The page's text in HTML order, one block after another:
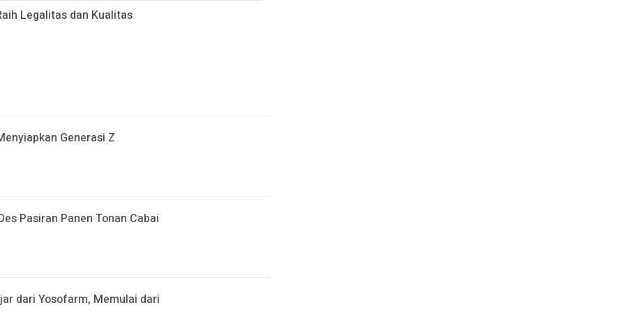
Legalitas dan Kualitas
Generasi Z
Pasiran Panen Tonan Cabai
dari Yosofarm, Memulai dari